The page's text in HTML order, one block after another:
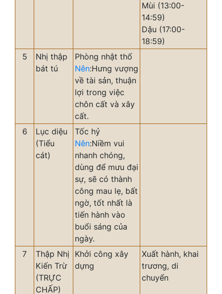
Mùi (13:00-
14:59)
Dậu (17:00-
18:59)
5
Nhị thập
bát tú
Phòng nhật thố
Nên:Hưng vượng
về tài sản, thuận
lợi trong việc
chôn cất và xây
cất.
6
Lục diệu
(Tiểu
cát)
Tốc hỷ
Nên:Niềm vui
nhanh chóng,
dùng để mưu đại
sự, sẽ có thành
công mau lẹ, bất
ngờ, tốt nhất là
tiến hành vào
buổi sáng của
ngày.
7
Thập Nhị
Kiến Trừ
(TRỰC
CHẤP)
Khởi công xây
dựng
Xuất hành, khai
trương, di
chuyển